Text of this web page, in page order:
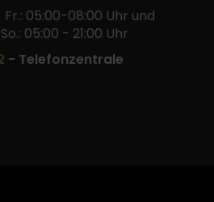
Fr.: 05:00-08:00 Uhr und
05:00 - 21:00 Uhr
- Telefonzentrale